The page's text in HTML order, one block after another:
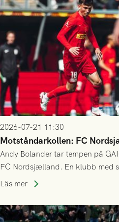
2026-07-21 11:30
Motståndarkollen: FC
Andy Bolander tar tempen på
FC Nordsjælland. En klubb med
publiksnitt, ett lag med både
Läs mer